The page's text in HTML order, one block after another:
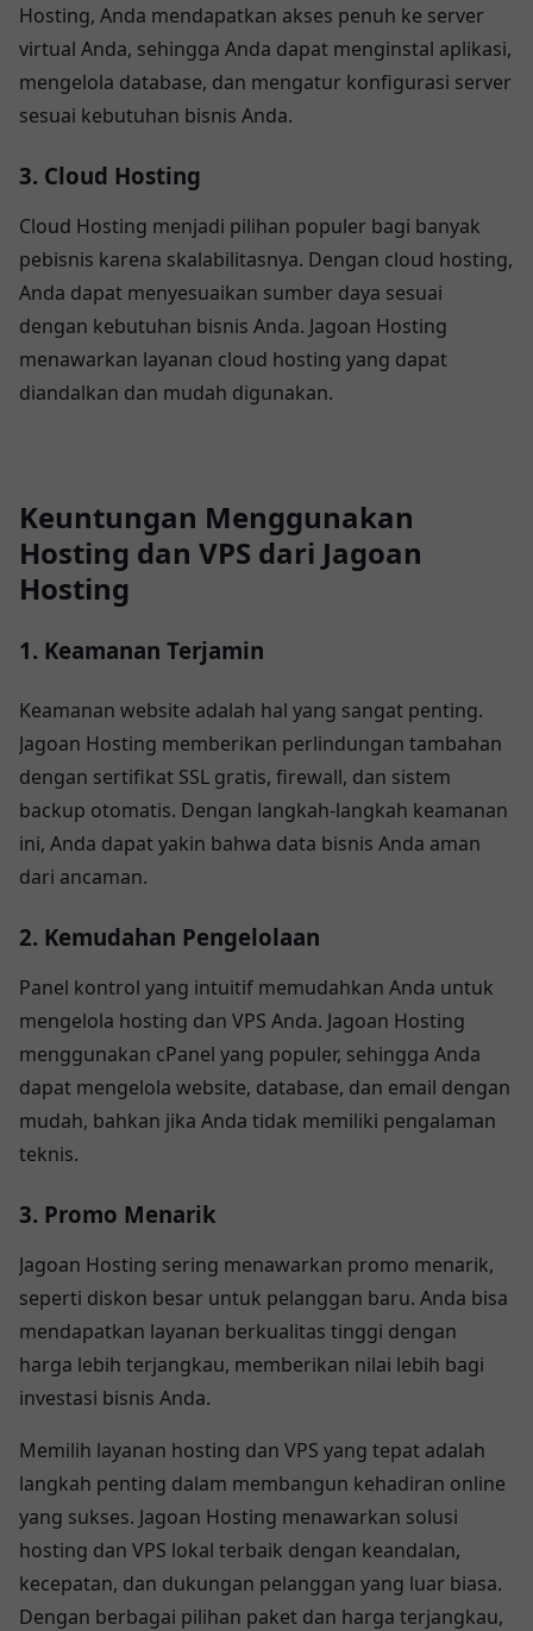
Hosting, Anda mendapatkan akses penuh ke server
virtual Anda, sehingga Anda dapat menginstal aplikasi,
mengelola database, dan mengatur konfigurasi server
sesuai kebutuhan bisnis Anda.
3. Cloud Hosting
Cloud Hosting menjadi pilihan populer bagi banyak
pebisnis karena skalabilitasnya. Dengan cloud hosting,
Anda dapat menyesuaikan sumber daya sesuai
dengan kebutuhan bisnis Anda. Jagoan Hosting
menawarkan layanan cloud hosting yang dapat
diandalkan dan mudah digunakan.
Keuntungan Menggunakan
Hosting dan VPS dari Jagoan
Hosting
1. Keamanan Terjamin
Keamanan website adalah hal yang sangat penting.
Jagoan Hosting memberikan perlindungan tambahan
dengan sertifikat SSL gratis, firewall, dan sistem
backup otomatis. Dengan langkah-langkah keamanan
ini, Anda dapat yakin bahwa data bisnis Anda aman
dari ancaman.
2. Kemudahan Pengelolaan
Panel kontrol yang intuitif memudahkan Anda untuk
mengelola hosting dan VPS Anda. Jagoan Hosting
menggunakan cPanel yang populer, sehingga Anda
dapat mengelola website, database, dan email dengan
mudah, bahkan jika Anda tidak memiliki pengalaman
teknis.
3. Promo Menarik
Jagoan Hosting sering menawarkan promo menarik,
seperti diskon besar untuk pelanggan baru. Anda bisa
mendapatkan layanan berkualitas tinggi dengan
harga lebih terjangkau, memberikan nilai lebih bagi
investasi bisnis Anda.
Memilih layanan hosting dan VPS yang tepat adalah
langkah penting dalam membangun kehadiran online
yang sukses. Jagoan Hosting menawarkan solusi
hosting dan VPS lokal terbaik dengan keandalan,
kecepatan, dan dukungan pelanggan yang luar biasa.
Dengan berbagai pilihan paket dan harga terjangkau,